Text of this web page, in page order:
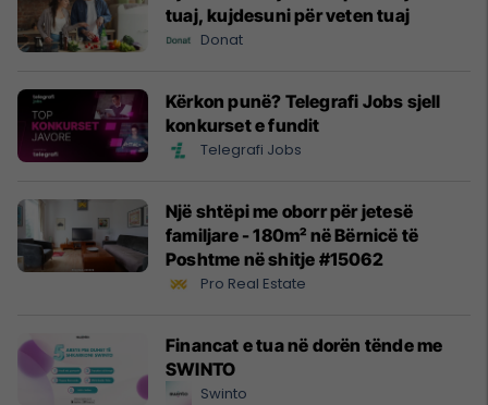
tuaj, kujdesuni për veten tuaj
Donat
Kërkon punë? Telegrafi Jobs sjell
konkurset e fundit
Telegrafi Jobs
Një shtëpi me oborr për jetesë
familjare - 180m² në Bërnicë të
Poshtme në shitje #15062
Pro Real Estate
Financat e tua në dorën tënde me
SWINTO
Swinto